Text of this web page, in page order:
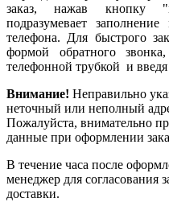
заказ, нажав кнопку
подразумевает
телефона. Для быстрого
формой обратного
телефонной трубкой и
Внимание! Неправильно
неточный или неполный
Пожалуйста, внимательно
данные при оформлении
В течение часа после
менеджер для согласования
доставки.